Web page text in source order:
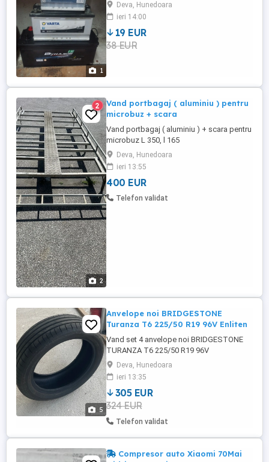
1
Deva, Hunedoara
ieri 14:00
19 EUR
38 EUR
2
2
Vand portbagaj ( aluminiu ) pentru
microbuz + scara
Vand portbagaj ( aluminiu ) + scara pentru
microbuz L 350, l 165
Deva, Hunedoara
ieri 13:55
400 EUR
Telefon validat
5
Anvelope noi BRIDGESTONE
Turanza T6 225/50 R19 96V Enliten
Vand set 4 anvelope noi BRIDGESTONE
TURANZA T6 225/50 R19 96V
ENLITEN.Livrare doar cu verificare la
Deva.DOT 1725
Deva, Hunedoara
ieri 13:35
305 EUR
324 EUR
Telefon validat
Compresor auto Xiaomi 70Mai